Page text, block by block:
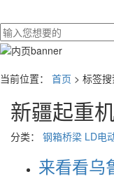
当前位置： 首页 > 标签搜
新疆起重
分类： 钢箱桥梁 LD电
来看看乌